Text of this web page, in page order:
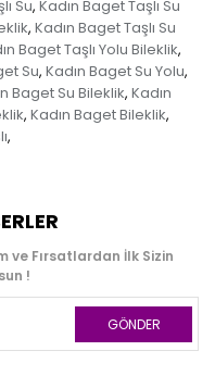
Su, Kadın Baget Taşlı Su
, Kadın Baget Taşlı Su
Baget Taşlı Yolu Bileklik,
Su, Kadın Baget Su Yolu,
Baget Su Bileklik, Kadın
, Kadın Baget Bileklik,
,
ve Fırsatlardan İlk Sizin
!
GÖNDER